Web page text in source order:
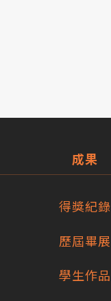
成果
得獎紀錄
歷屆畢展
學生作品